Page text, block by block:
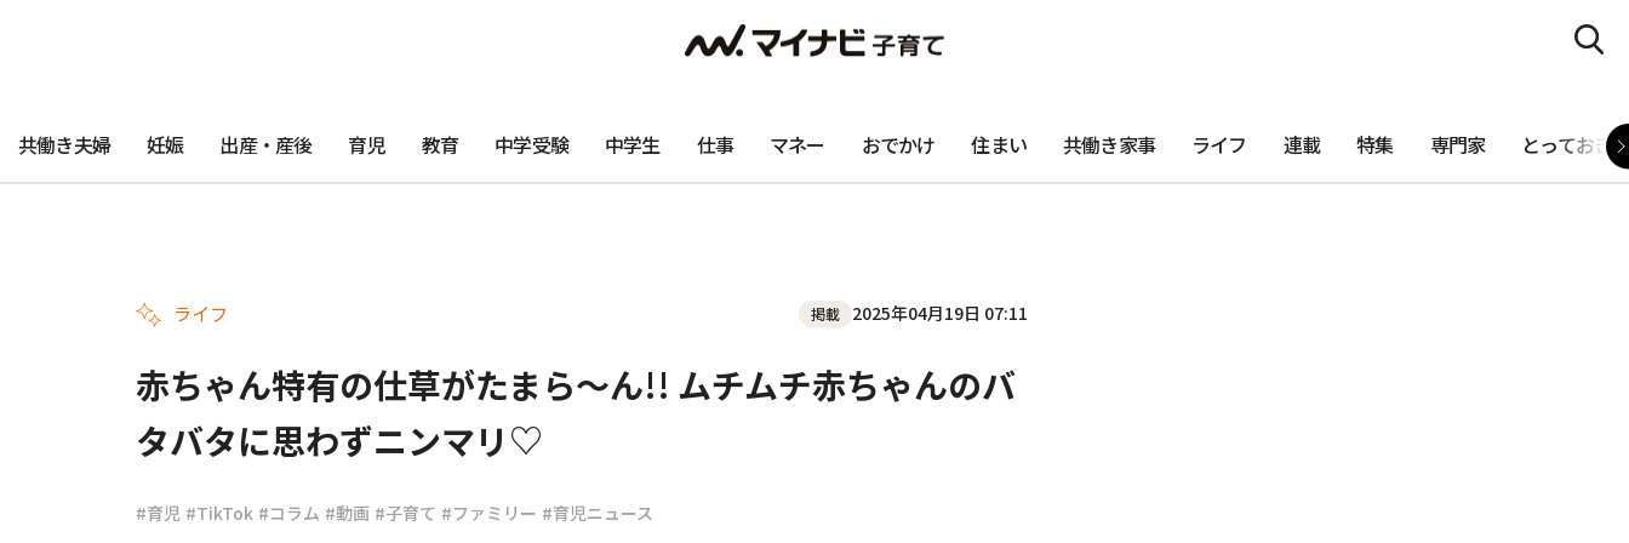
共働き夫婦 妊娠 出産・産後 育児 教育 中学受験 中学生 仕事 マネー おでかけ 住まい 共働き家事 ライフ 連載 特集 専門家 とっておき
ライフ 掲載 2025年04月19日 07:11
赤ちゃん特有の仕草がたまら～ん!! ムチムチ赤ちゃんのバ
タバタに思わずニンマリ♡
#育児 #TikTok #コラム #動画 #子育て #ファミリー #育児ニュース